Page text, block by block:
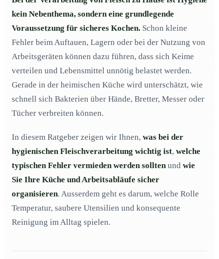
wichtig?
Was ist bei einer hygienischen Fleischverarbeitung zu
beachten?
04Was für Regeln gelten, die den hygienischen
Standards im Bereich der hygienischen
Fleischverarbeitung entsprechen?
kein Nebenthema, sondern eine grundlegende
Voraussetzung für sicheres Kochen. Schon kleine
Fehler beim Auftauen, Lagern oder bei der Nutzung von
Arbeitsgeräten können dazu führen, dass sich Keime
verteilen und Lebensmittel unnötig belastet werden.
Gerade in der heimischen Küche wird unterschätzt, wie
schnell sich Bakterien über Hände, Bretter, Messer oder
Tücher verbreiten können.
In diesem Ratgeber zeigen wir Ihnen, was bei der
hygienischen Fleischverarbeitung wichtig ist, welche
typischen Fehler vermieden werden solltenund wie
Sie Ihre Küche und Arbeitsabläufe sicher
organisieren. Ausserdem geht es darum, welche Rolle
Temperatur, saubere Utensilien und konsequente
Reinigung im Alltag spielen.